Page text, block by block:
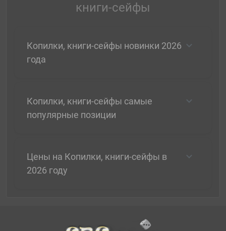
книги-сейфы
Копилки, книги-сейфы новинки 2026
года
Копилки, книги-сейфы самые
популярные позиции
Цены на Копилки, книги-сейфы в
2026 году